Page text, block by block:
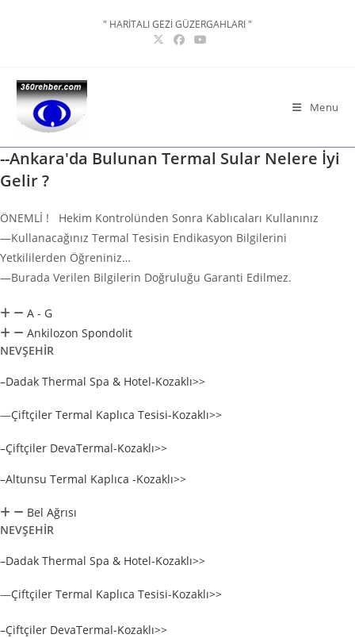
" HARİTALI GEZİ GÜZERGAHLARI "
Menu
--Ankara'da Bulunan Termal Sular Nelere İyi
Gelir ?
ÖNEMLİ ! Hekim Kontrolünden Sonra Kablıcaları Kullanınız
—Kullanacağınız Termal Tesisin Endikasyon Bilgilerini
Yetkililerden Öğreniniz…
—Burada Verilen Bilgilerin Doğruluğu Garanti Edilmez.
A - G
Ankilozon Spondolit
NEVŞEHİR
–Dadak Thermal Spa & Hotel-Kozaklı>>
—Çiftçiler Termal Kaplıca Tesisi-Kozaklı>>
–Çiftçiler DevaTermal-Kozaklı>>
–Altunsu Termal Kaplıca -Kozaklı>>
Bel Ağrısı
NEVŞEHİR
–Dadak Thermal Spa & Hotel-Kozaklı>>
—Çiftçiler Termal Kaplıca Tesisi-Kozaklı>>
–Çiftçiler DevaTermal-Kozaklı>>